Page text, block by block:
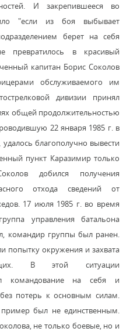
И закрепившееся во
"если из боя выбывает
берет на себя
в красивый
капитан Борис Соколов
обслуживаемого им
дивизии принял
общей продолжительностью
22 января 1985 г. в
благополучно вывести
пункт Каразимир только
добился получения
отхода сведений от
17 июля 1985 г. во время
управления батальона
командир группы был ранен.
попытку окружения и захвата
В этой ситуации
командование на себя и
потерь к основным силам.
пример был не единственным.
не только боевые, но и